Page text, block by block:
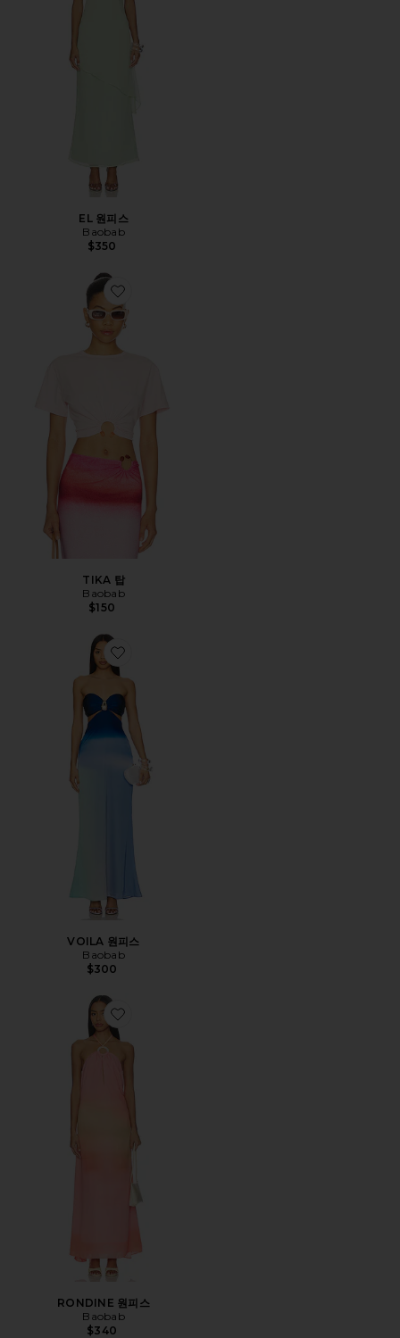
EL 원피스
Baobab
$350
Favorite TIKA 탑
TIKA 탑
Baobab
$150
Favorite VOILA 원피스
VOILA 원피스
Baobab
$300
Favorite RONDINE 원피스
RONDINE 원피스
Baobab
$340